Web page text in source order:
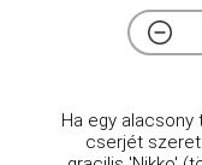
Ha egy alacsony
cserjét